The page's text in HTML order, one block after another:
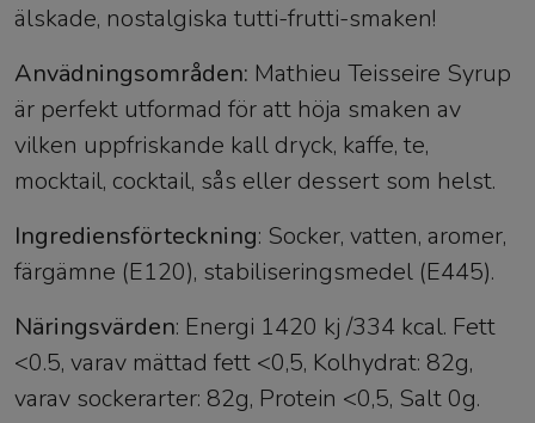
älskade, nostalgiska tutti-frutti-smaken!
Anvädningsområden: Mathieu Teisseire Syrup
är perfekt utformad för att höja smaken av
vilken uppfriskande kall dryck, kaffe, te,
mocktail, cocktail, sås eller dessert som helst.
Ingrediensförteckning: Socker, vatten, aromer,
färgämne (E120), stabiliseringsmedel (E445).
Näringsvärden: Energi 1420 kj /334 kcal. Fett
<0.5, varav mättad fett <0,5, Kolhydrat: 82g,
varav sockerarter: 82g, Protein <0,5, Salt 0g.